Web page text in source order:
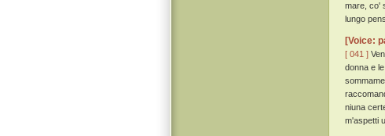
mare, co'
lungo
[Voice:
[ 041 ]
donna e
niuna
m'aspetti